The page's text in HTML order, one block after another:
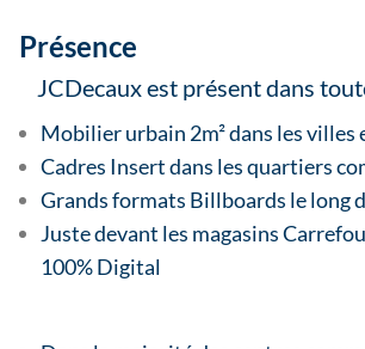
Présence
JCDecaux est présent dans
Mobilier urbain 2m² dans les villes
Cadres Insert dans les quartiers
Grands formats Billboards le long
Juste devant les magasins
100% Digital